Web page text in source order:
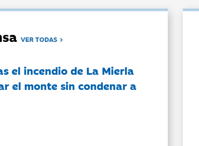
VER TODAS
el incendio de La Mierla
el monte sin condenar a